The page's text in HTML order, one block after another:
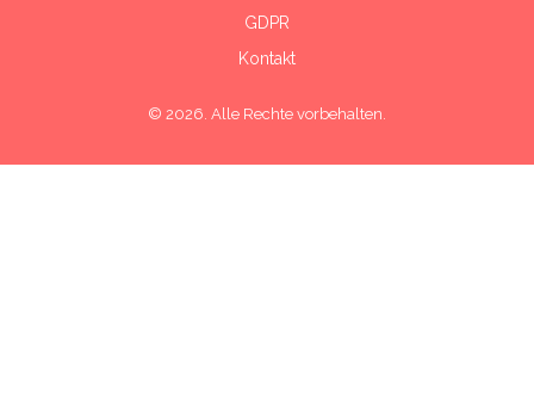
GDPR
Kontakt
© 2026. Alle Rechte vorbehalten.